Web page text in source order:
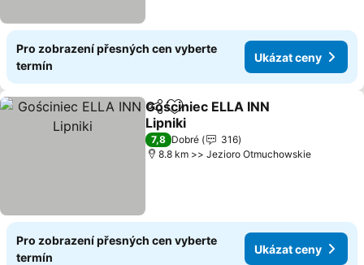
Pro zobrazení přesných cen vyberte
termín
Ukázat ceny
SdíletPřidat na seznam oblíbených
Gościniec ELLA INN
Lipniki
7,8 Dobré
316
8.8 km >> Jezioro Otmuchowskie
Pro zobrazení přesných cen vyberte
termín
Ukázat ceny